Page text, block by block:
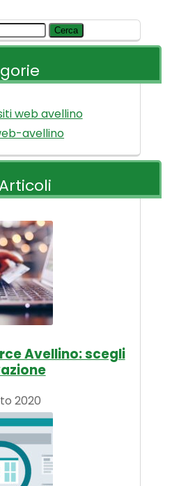
web avellino
avellino
Avellino: scegli
2020